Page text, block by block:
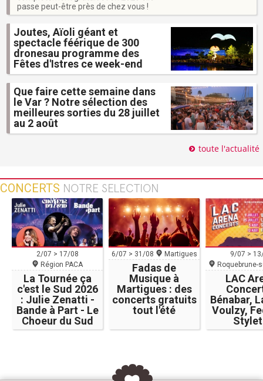
passe peut-être près de chez vous !
Joutes, Aïoli géant et
spectacle féérique de 300
dronesau programme des
Fêtes d'Istres ce week-end
Que faire cette semaine dans
le Var ? Notre sélection des
meilleures sorties du 28 juillet
au 2 août
toute l'actualité
CONCERTS NOTRE SELECTION
2/07 > 17/08
Région PACA
La Tournée ça
c'est le Sud 2026
: Julie Zenatti -
Bande à Part - Le
Choeur du Sud
6/07 > 31/08 Martigues
Fadas de
Musique à
Martigues : des
concerts gratuits
tout l'été
9/07 >
Roquebrune-
LAC
Bénabar,
Voulzy,